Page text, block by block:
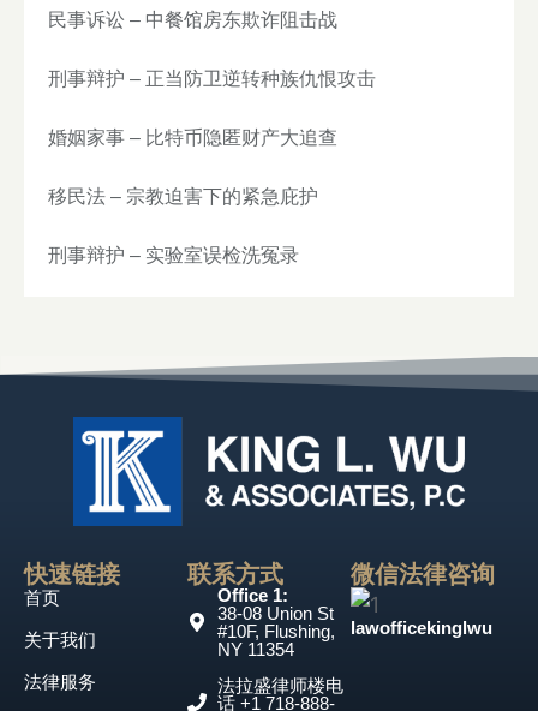
民事诉讼 – 中餐馆房东欺诈阻击战
刑事辩护 – 正当防卫逆转种族仇恨攻击
婚姻家事 – 比特币隐匿财产大追查
移民法 – 宗教迫害下的紧急庇护
刑事辩护 – 实验室误检洗冤录
快速链接
首页
关于我们
法律服务
联系方式
Office 1:
38-08 Union St
#10F, Flushing,
NY 11354
法拉盛律师楼电
话 +1 718-888-
微信法律咨询​
lawofficekinglwu